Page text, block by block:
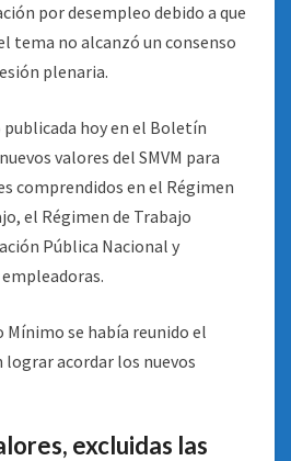
por desempleo debido a que
tema no alcanzó un consenso
plenaria.
publicada hoy en el Boletín
valores del SMVM para
comprendidos en el Régimen
el Régimen de Trabajo
Pública Nacional y
Mínimo se había reunido el
lograr acordar los nuevos
excluidas las